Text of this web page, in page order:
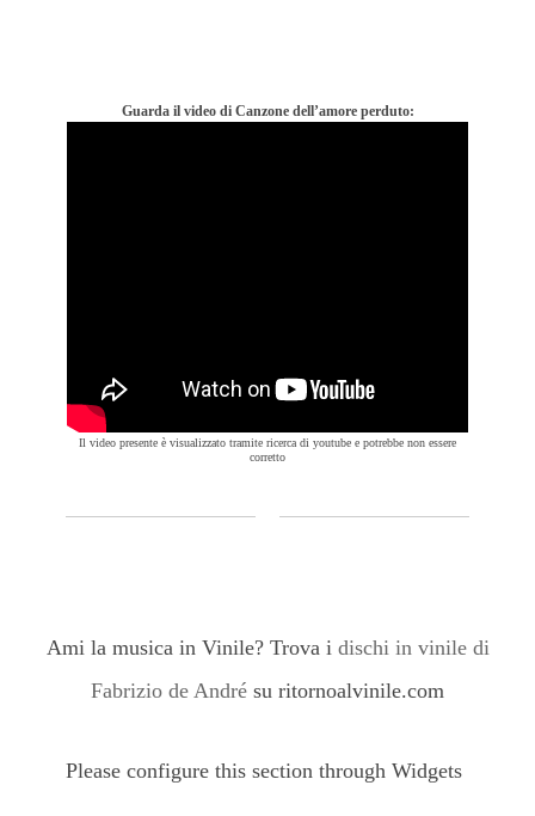
Guarda il video di Canzone dell’amore perduto:
Il video presente è visualizzato tramite ricerca di youtube e potrebbe non essere
corretto
Ami la musica in Vinile? Trova i dischi in vinile di
Fabrizio de André su ritornoalvinile.com
Please configure this section through Widgets